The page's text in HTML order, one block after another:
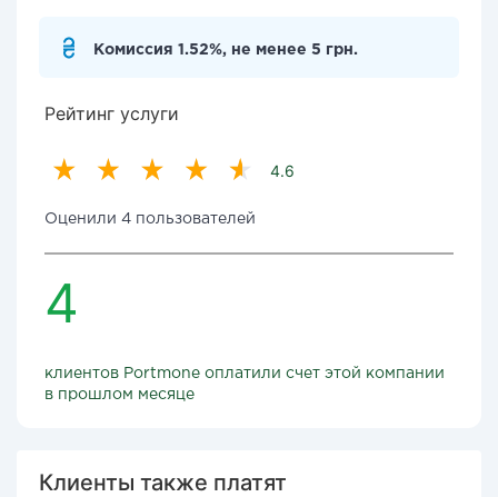
Комиссия 1.52%, не менее 5 грн.
Рейтинг услуги
4.6
Оценили 4 пользователей
4
клиентов Portmone оплатили счет этой компании
в прошлом месяце
Клиенты также платят